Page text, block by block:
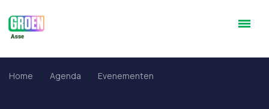
Home Agenda Evenementen